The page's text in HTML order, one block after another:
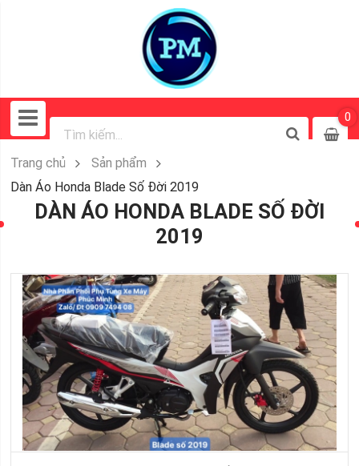
0
Trang chủ
Sản phẩm
Dàn Áo Honda Blade Số Đời 2019
DÀN ÁO HONDA BLADE SỐ ĐỜI
2019